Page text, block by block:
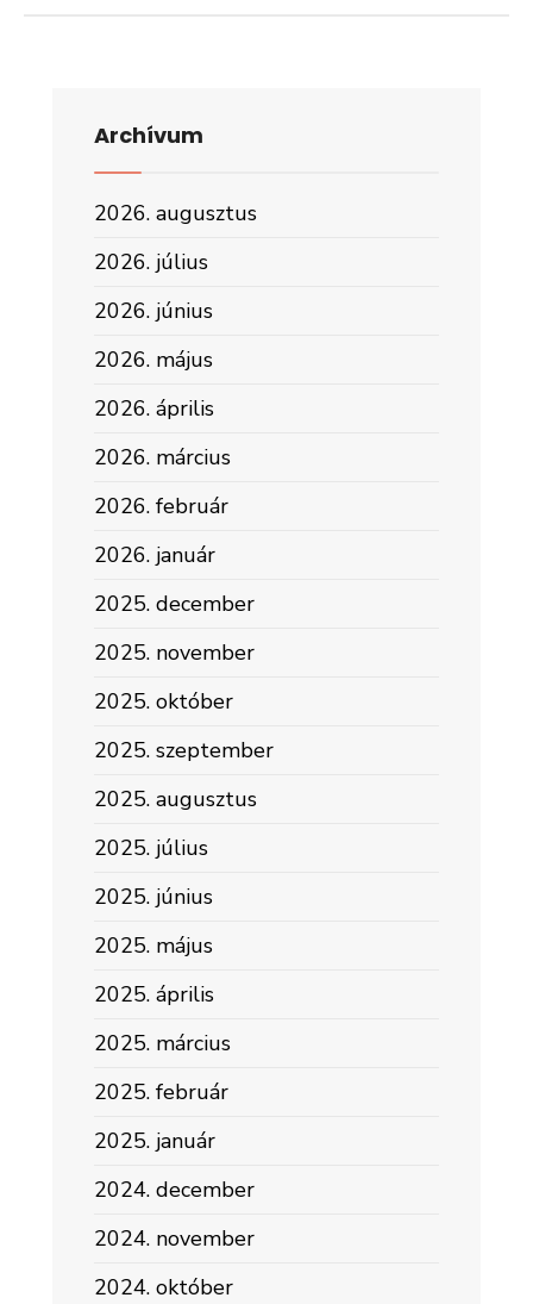
Archívum
2026. augusztus
2026. július
2026. június
2026. május
2026. április
2026. március
2026. február
2026. január
2025. december
2025. november
2025. október
2025. szeptember
2025. augusztus
2025. július
2025. június
2025. május
2025. április
2025. március
2025. február
2025. január
2024. december
2024. november
2024. október